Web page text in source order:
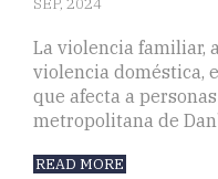
SEP, 2024
La violencia familiar,
violencia doméstica,
que afecta a
metropolitana de
READ MORE